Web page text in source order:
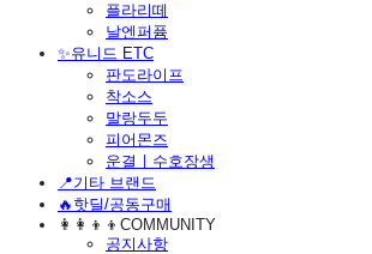
플라리떼
날엔퍼퓸
​✨유니드 ETC
판도라이프
착소스
말랑두두
피어몬즈
운결ㅣ수호장생
📍기타 브랜드
🔥핫딜/공동구매
👩‍👩‍👦‍👦COMMUNITY
공지사항